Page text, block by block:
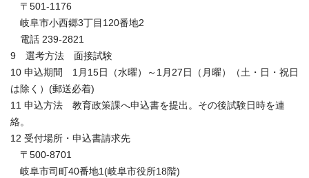
〒501-1176
岐阜市小西郷3丁目120番地2
電話 239-2821
9 選考方法 面接試験
10 申込期間 1月15日（水曜）～1月27日（月曜）（土・日・祝日
は除く）(郵送必着)
11 申込方法 教育政策課へ申込書を提出。その後試験日時を連
絡。
12 受付場所・申込書請求先
〒500-8701
岐阜市司町40番地1(岐阜市役所18階)